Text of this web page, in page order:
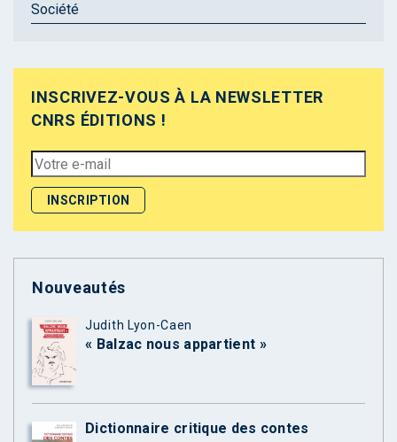
Société
INSCRIVEZ-VOUS À LA NEWSLETTER
CNRS ÉDITIONS !
Nouveautés
Judith Lyon-Caen
« Balzac nous appartient »
Dictionnaire critique des contes